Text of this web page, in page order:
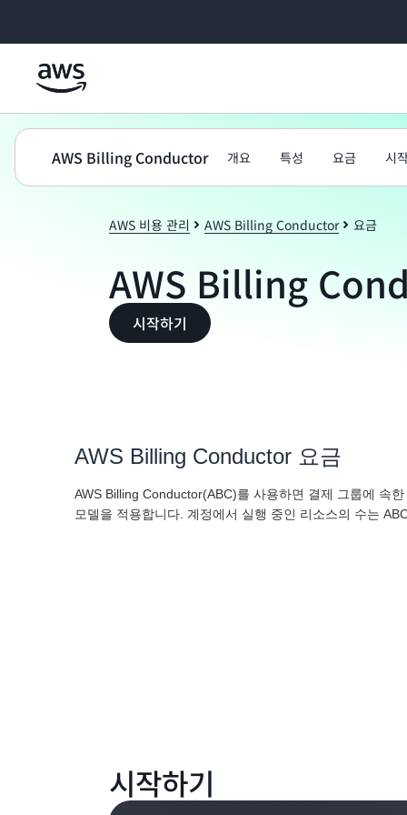
AWS Billing Conductor 개요 특성 요금 시
AWS 비용 관리 AWS Billing Conductor 요금
AWS Billing
시작하기
AWS Billing Conductor 요금
AWS Billing Conductor(ABC)를 사용하면 결제 그룹에 속
모델을 적용합니다. 계정에서 실행 중인 리소스의 수는
시작하기